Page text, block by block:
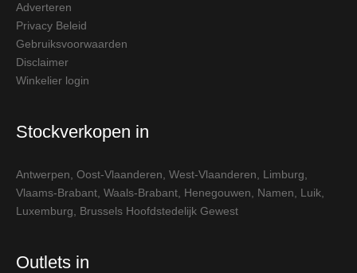
Adverteren
Privacy Beleid
Gebruiksvoorwaarden
Disclaimer
Winkelier login
Stockverkopen in
Antwerpen Oost-Vlaanderen West-Vlaanderen Limburg
Vlaams-Brabant Waals-Brabant Henegouwen Namen Luik
Luxemburg
Brussels Hoofdstedelijk Gewest
Outlets in